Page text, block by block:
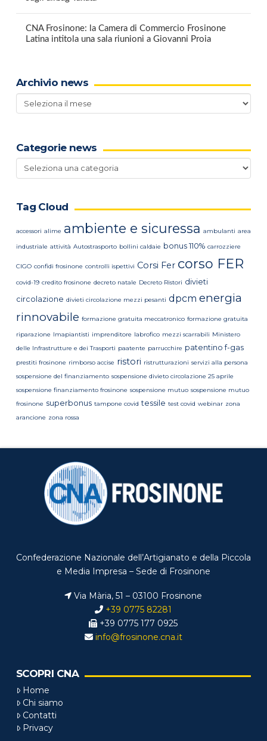
CNA Frosinone: la Camera di Commercio Frosinone
Latina intitola una sala riunioni a Giovanni Proia
Archivio news
Archivio
news
Categorie news
Categorie
news
Tag Cloud
accessori alime ambiente e sicuressa ambulanti area
industriale attività Autostrasporto bollini caldaie bonus 110% carrozziere
CIGO confidi frosinone controlli ispettivi Corsi Fer corso FER
covid-19 credito frosinone decreto natale Decreto Ristori divieti
circolazione divieti circolazione mezzi pesanti dpcm energia
rinnovabile formazione gratuita meccatronico formazione gratuita
riparazione Imapiantisti imprenditore labrofico mezzi scarrabili Ministero
delle Infrastrutture e dei Trasporti paatente parrucchire patentino f-gas
prestiti frosinone rimborso accise ristori ristrutturazioni servizi alla persona
sospensione del finanziamento sospensione divieto circolazione 25 aprile
sospensione finanziamento frosinone sospensione mutuo sospensione mutuo
frosinone superbonus tampone covid tessile test covid webinar zona
arancione zona rossa
Confederazione Nazionale dell’Artigianato e della Piccola
e Media Impresa – Sede di Frosinone
Via Mària, 51 – 03100 Frosinone
+39 0775 82281
+39 0775 177 0925
info@frosinone.cna.it
SCOPRI CNA
Home
Chi siamo
Contatti
Privacy